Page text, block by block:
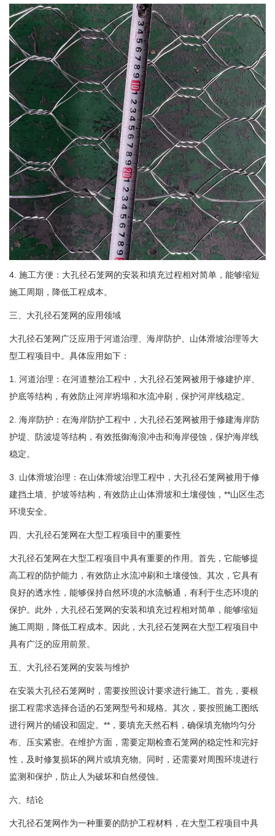
4. 施工方便：大孔径石笼网的安装和填充过程相对简单，能够缩短
施工周期，降低工程成本。
三、大孔径石笼网的应用领域
大孔径石笼网广泛应用于河道治理、海岸防护、山体滑坡治理等大
型工程项目中。具体应用如下：
1. 河道治理：在河道整治工程中，大孔径石笼网被用于修建护岸、
护底等结构，有效防止河岸坍塌和水流冲刷，保护河岸线稳定。
2. 海岸防护：在海岸防护工程中，大孔径石笼网被用于修建海岸防
护堤、防波堤等结构，有效抵御海浪冲击和海岸侵蚀，保护海岸线
稳定。
3. 山体滑坡治理：在山体滑坡治理工程中，大孔径石笼网被用于修
建挡土墙、护坡等结构，有效防止山体滑坡和土壤侵蚀，**山区生态
环境安全。
四、大孔径石笼网在大型工程项目中的重要性
大孔径石笼网在大型工程项目中具有重要的作用。首先，它能够提
高工程的防护能力，有效防止水流冲刷和土壤侵蚀。其次，它具有
良好的透水性，能够保持自然环境的水流畅通，有利于生态环境的
保护。此外，大孔径石笼网的安装和填充过程相对简单，能够缩短
施工周期，降低工程成本。因此，大孔径石笼网在大型工程项目中
具有广泛的应用前景。
五、大孔径石笼网的安装与维护
在安装大孔径石笼网时，需要按照设计要求进行施工。首先，要根
据工程需求选择合适的石笼网型号和规格。其次，要按照施工图纸
进行网片的铺设和固定。**，要填充天然石料，确保填充物均匀分
布、压实紧密。在维护方面，需要定期检查石笼网的稳定性和完好
性，及时修复损坏的网片或填充物。同时，还需要对周围环境进行
监测和保护，防止人为破坏和自然侵蚀。
六、结论
大孔径石笼网作为一种重要的防护工程材料，在大型工程项目中具